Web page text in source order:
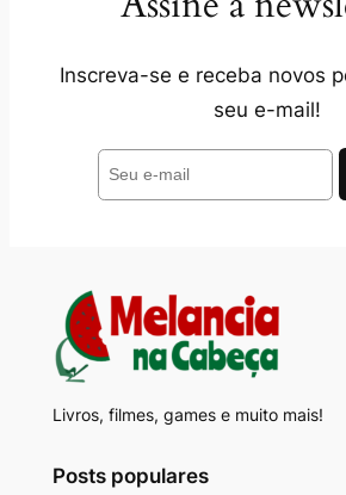
Inscreva-se e receba novos
seu e-mail!
Livros, filmes, games e muito mais!
Posts populares